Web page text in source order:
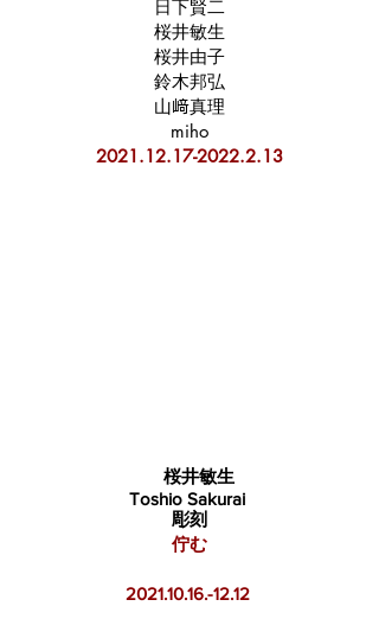
日下賢二
桜井敏生
桜井由子
鈴木邦弘
山﨑真理
miho​
2021.12.17-2022.2.13
桜井敏生
Toshio Sakurai
彫刻
佇む
2021.10.16.-12.12